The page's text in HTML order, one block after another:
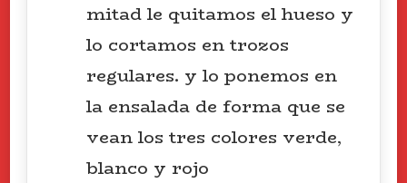
mitad le quitamos el hueso y
lo cortamos en trozos
regulares. y lo ponemos en
la ensalada de forma que se
vean los tres colores verde,
blanco y rojo